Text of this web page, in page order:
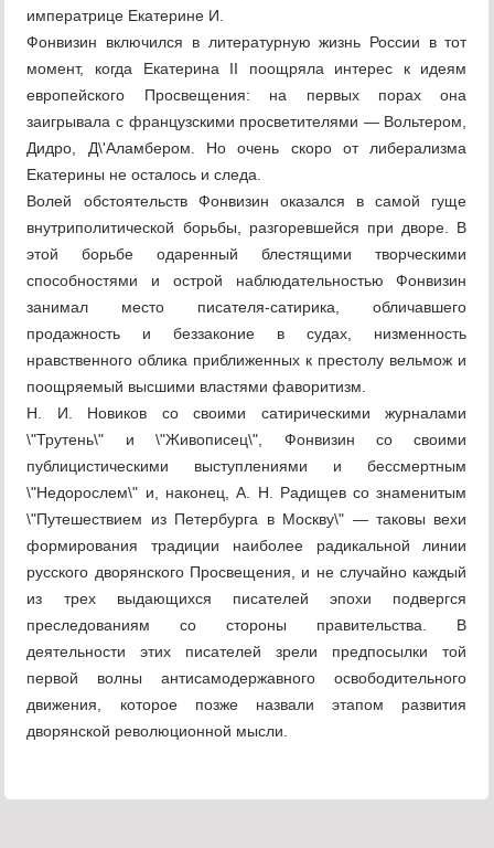
императрице Екатерине И.
Фонвизин включился в литературную жизнь России в тот
момент, когда Екатерина II поощряла интерес к идеям
европейского Просвещения: на первых порах она
заигрывала с французскими просветителями — Вольтером,
Дидро, Д\'Аламбером. Но очень скоро от либерализма
Екатерины не осталось и следа.
Волей обстоятельств Фонвизин оказался в самой гуще
внутриполитической борьбы, разгоревшейся при дворе. В
этой борьбе одаренный блестящими творческими
способностями и острой наблюдательностью Фонвизин
занимал место писателя-сатирика, обличавшего
продажность и беззаконие в судах, низменность
нравственного облика приближенных к престолу вельмож и
поощряемый высшими властями фаворитизм.
Н. И. Новиков со своими сатирическими журналами
\"Трутень\" и \"Живописец\", Фонвизин со своими
публицистическими выступлениями и бессмертным
\"Недорослем\" и, наконец, А. Н. Радищев со знаменитым
\"Путешествием из Петербурга в Москву\" — таковы вехи
формирования традиции наиболее радикальной линии
русского дворянского Просвещения, и не случайно каждый
из трех выдающихся писателей эпохи подвергся
преследованиям со стороны правительства. В
деятельности этих писателей зрели предпосылки той
первой волны антисамодержавного освободительного
движения, которое позже назвали этапом развития
дворянской революционной мысли.